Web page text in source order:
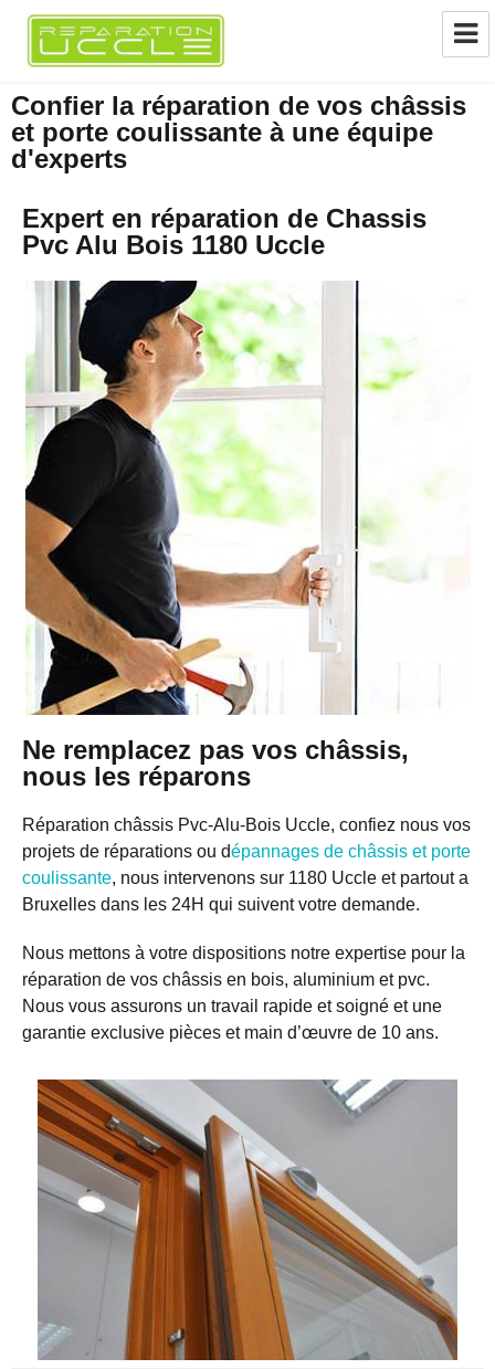
Uccle
Confier la réparation de vos châssis
et porte coulissante à une équipe
d'experts
Expert en réparation de Chassis
Pvc Alu Bois 1180 Uccle
Ne remplacez pas vos châssis,
nous les réparons
Réparation châssis Pvc-Alu-Bois Uccle, confiez nous vos
projets de réparations ou dépannages de châssis et porte
coulissante, nous intervenons sur 1180 Uccle et partout a
Bruxelles dans les 24H qui suivent votre demande.
Nous mettons à votre dispositions notre expertise pour la
réparation de vos châssis en bois, aluminium et pvc.
Nous vous assurons un travail rapide et soigné et une
garantie exclusive pièces et main d’œuvre de 10 ans.